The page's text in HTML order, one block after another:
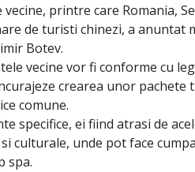
printre care Romania,
de turisti chinezi, a anuntat
Botev.
vecine vor fi conforme cu
crearea unor pachete
comune.
specifice, ei fiind atrasi de
culturale, unde pot face
spa.